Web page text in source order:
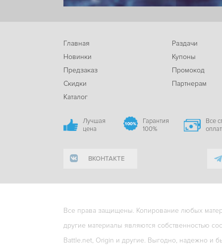
Главная
Новинки
Предзаказ
Скидки
Каталог
Раздачи
Купоны
Промокод
Партнерам
Лучшая
цена
Гарантия
100%
Все
ВКОНТАКТЕ
Все права защищены. Копирование любых
другие материалы являются собственностью
Battle.net, Origin и другие. Выгодно, надежно и